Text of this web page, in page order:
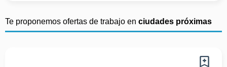
Te proponemos ofertas de trabajo en ciudades próximas